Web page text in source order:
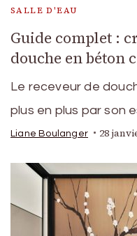
SALLE D'EAU
Guide complet :
douche en béton
Le receveur de
plus en plus par son
Liane Boulanger 28